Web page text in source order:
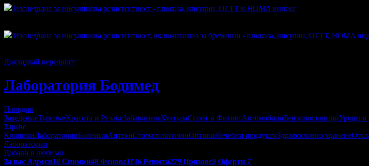
Изследване за инсулинова резистентност - глюкоза, инсулин, ОГТТ и HOMA индекс
Изследване за инсулинова резистентност, включително за бременни - глюкоза, инсулин, ОГТТ, HOMA
Докладвай нередност
Лаборатория Бодимед
Пловдив
ЗаведенияТуризъмКрасота и РелаксЗабавленияКултураСпорт и ФитнесАвтомобилиБензиностанцииУроци и
Здраве
КлиникиЛабораторииБолнициАптекиСтоматологичниОптикиЛечебни продуктиЗдравословно хранене
Лаборатории
Добави в любими
За нас Адреси10 Снимки48 Фенове1136 Ревюта279 Призове9 Оферти 7